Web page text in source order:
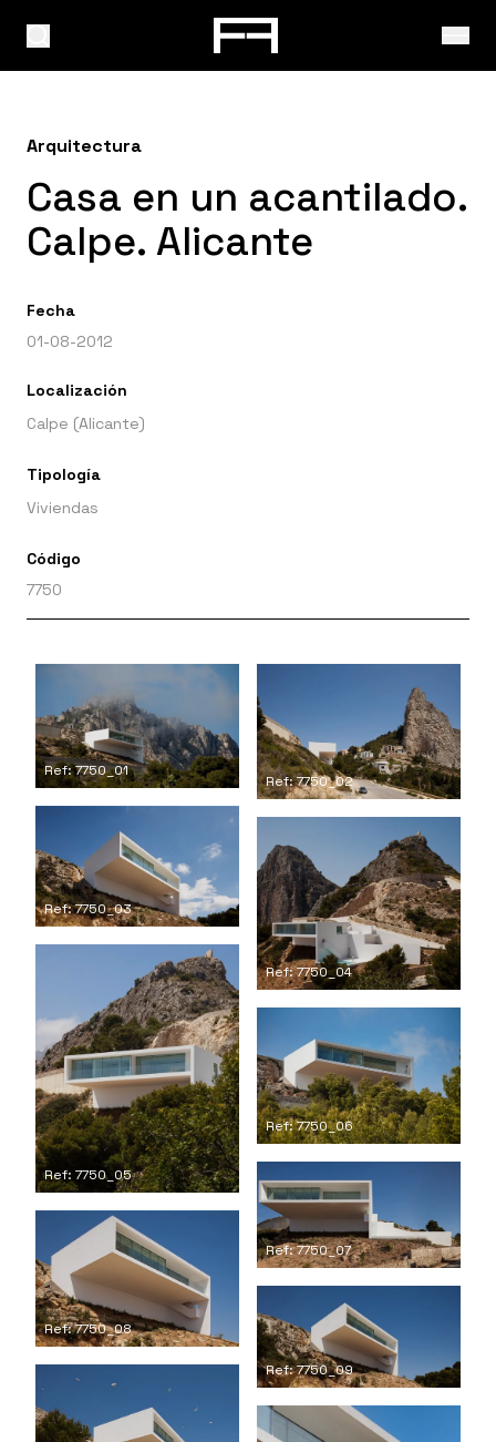
Arquitectura
Casa en un acantilado.
Calpe. Alicante
Fecha
01-08-2012
Localización
Calpe (Alicante)
Tipología
Viviendas
Código
7750
Ref: 7750_01
Ref: 7750_02
Ref: 7750_03
Ref: 7750_04
Ref: 7750_05
Ref: 7750_06
Ref: 7750_07
Ref: 7750_08
Ref: 7750_09